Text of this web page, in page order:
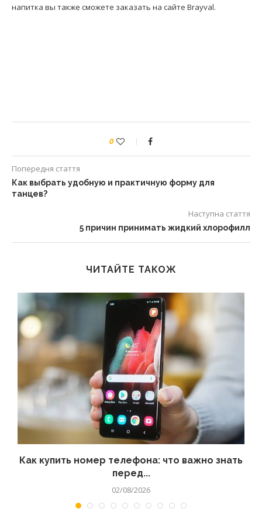
напитка вы также сможете заказать на сайте Brayval.
0
Попередня стаття
Как выбрать удобную и практичную форму для
танцев?
Наступна стаття
5 причин принимать жидкий хлорофилл
ЧИТАЙТЕ ТАКОЖ
Как купить номер телефона: что важно знать
перед...
02/08/2026